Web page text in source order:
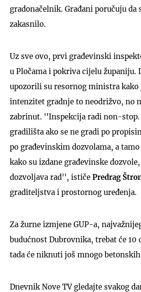
gradonačelnik. Građani poručuju da
zakasnilo.
Uz sve ovo, prvi građevinski
u Pločama i pokriva cijelu županiju.
upozorili su resornog ministra kako
intenzitet gradnje to neodrižvo, no
zabrinut. ''Inspekcija radi non-stop.
gradilišta ako se ne gradi po
po građevinskim dozvolama, a tamo
kako su izdane građevinske
dozvoljava rad'', ističe Predrag
graditeljstva i prostornog uređenja.
Za žurne izmjene GUP-a,
budućnost Dubrovnika, trebat će 10
tada će niknuti još mnogo
Dnevnik Nove TV gledajte svakog